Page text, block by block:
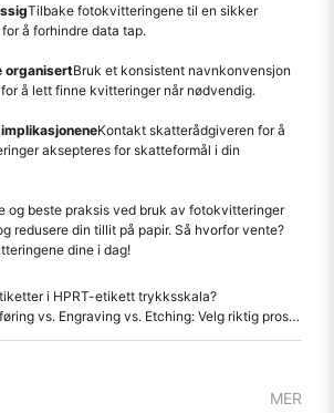
Tilbake fotokvitteringene til en sikker
å forhindre data tap.
organisertBruk et konsistent navnkonvensjon
å lett finne kvitteringer når nødvendig.
Kontakt skatterådgiveren for å
aksepteres for skatteformål i din
og beste praksis ved bruk av fotokvitteringer
redusere din tillit på papir. Så hvorfor vente?
dine i dag!
i HPRT-etikett trykksskala?
Engraving vs. Etching: Velg riktig prosess for applikasjonen din
MER